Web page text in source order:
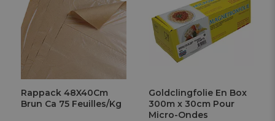
Rappack 48X40Cm
Brun Ca 75 Feuilles/Kg
Goldclingfolie En Box
300m x 30cm Pour
Micro-Ondes